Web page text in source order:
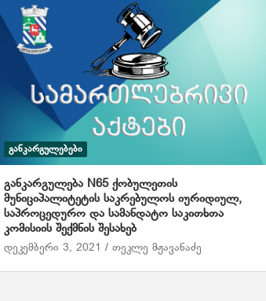
ᲒᲐᲜᲙᲐᲠᲒᲣᲚᲔᲑᲔᲑᲘ
განკარგულება N65 ქობულეთის
მუნიციპალიტეტის საკრებულოს იურიდიულ,
საპროცედურო და სამანდატო საკითხთა
კომისიის შექმნის შესახებ
დეკემბერი 3, 2021 თეკლე მჟავანაძე